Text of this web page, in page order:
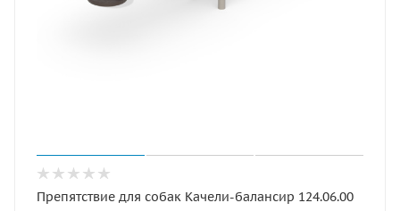
Препятствие для собак Качели-балансир 124.06.00